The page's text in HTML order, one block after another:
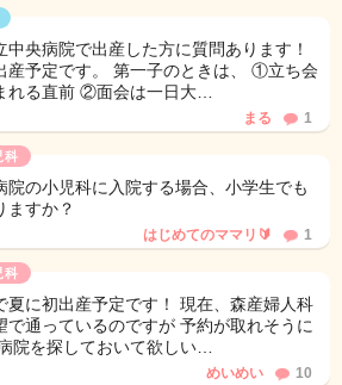
中央病院で出産した方に質問あります！
産予定です。 第一子のときは、 ①立ち会
れる直前 ②面会は一日大…
まる 1
科
院の小児科に入院する場合、小学生でも
ますか？
はじめてのママリ🔰 1
科
夏に初出産予定です！ 現在、森産婦人科
で通っているのですが 予約が取れそうに
院を探しておいて欲しい…
めいめい 10